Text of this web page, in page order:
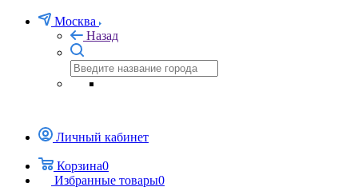
Москва
Назад
Личный кабинет
Корзина0
Избранные товары0